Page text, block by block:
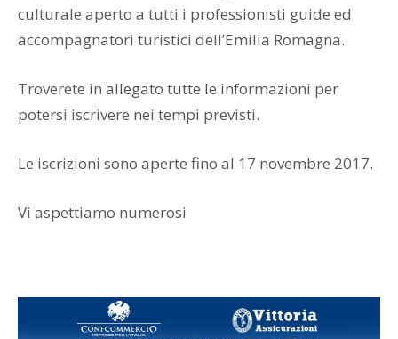
culturale aperto a tutti i professionisti guide ed
accompagnatori turistici dell’Emilia Romagna.
Troverete in allegato tutte le informazioni per
potersi iscrivere nei tempi previsti.
Le iscrizioni sono aperte fino al 17 novembre 2017.
Vi aspettiamo numerosi